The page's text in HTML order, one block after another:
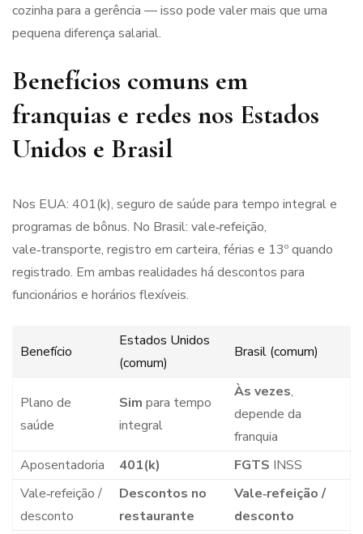
cozinha para a gerência — isso pode valer mais que uma
pequena diferença salarial.
Benefícios comuns em
franquias e redes nos Estados
Unidos e Brasil
Nos EUA: 401(k), seguro de saúde para tempo integral e
programas de bônus. No Brasil: vale‑refeição,
vale‑transporte, registro em carteira, férias e 13º quando
registrado. Em ambas realidades há descontos para
funcionários e horários flexíveis.
Benefício
Estados Unidos
(comum)
Brasil (comum)
Plano de
saúde
Sim para tempo
integral
Às vezes,
depende da
franquia
Aposentadoria
401(k) FGTS INSS
Vale‑refeição /
desconto
Descontos no
restaurante
Vale‑refeição /
desconto